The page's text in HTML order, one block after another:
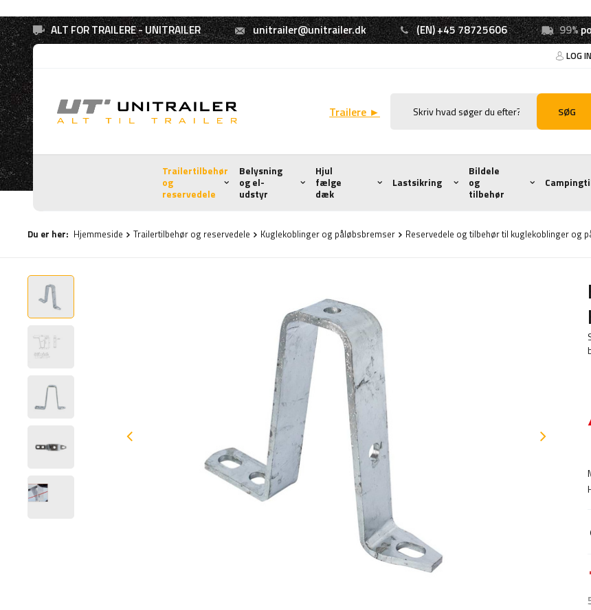
ALT FOR TRAILERE - UNITRAILER unitrailer@unitrailer.dk (EN) +45 78725606 99%
LOG
Trailere ► SØG
Trailertilbehør
og
reservedele
Belysning
og el-
udstyr
Hjul
fælge
dæk
Lastsikring
Bildele
og
tilbehør
Du er her: Hjemmeside Trailertilbehør og reservedele Kuglekoblinger og påløbsbremser Reservedele og tilbehør til kuglekoblinger og